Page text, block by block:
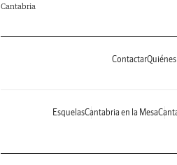
Cantabria
Contactar
EsquelasCantabria en la Mesa